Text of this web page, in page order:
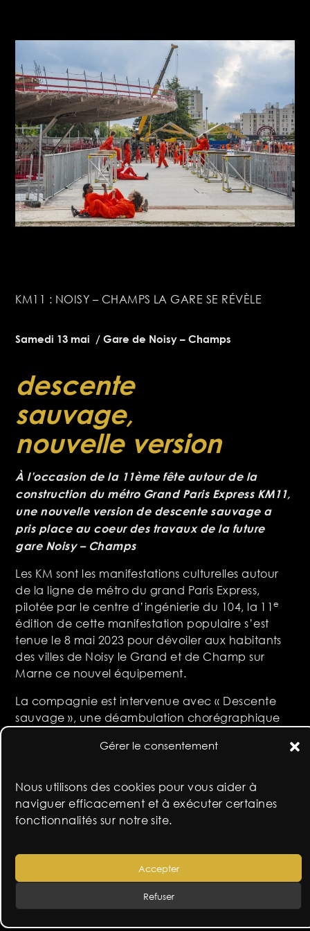
Gérer le consentement
Nous utilisons des cookies pour vous aider à
naviguer efficacement et à exécuter certaines
fonctionnalités sur notre site.
Accepter
Refuser
KM11 : NOISY – CHAMPS LA GARE SE RÉVÈLE
Samedi 13 mai / Gare de Noisy – Champs
descente
sauvage,
nouvelle version
À l’occasion de la 11ème fête autour de la
construction du métro Grand Paris Express KM11,
une nouvelle version de descente sauvage a
pris place au coeur des travaux de la future
gare Noisy – Champs
Les KM sont les manifestations culturelles autour
de la ligne de métro du grand Paris Express,
pilotée par le centre d’ingénierie du 104, la 11e
édition de cette manifestation populaire s’est
tenue le 8 mai 2023 pour dévoiler aux habitants
des villes de Noisy le Grand et de Champ sur
Marne ce nouvel équipement.
La compagnie est intervenue avec « Descente
sauvage », une déambulation chorégraphique
L’équipe constituée de 8 danseurs de la
danse l’entracte pour le plus grand bonheur des
5 000 spectateurs venus à cette occasion.
fresnes sur scène